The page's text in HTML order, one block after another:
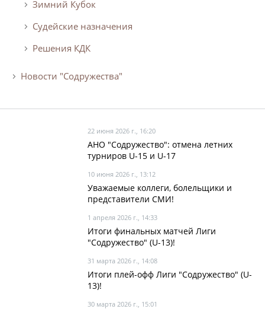
Зимний Кубок
Судейские назначения
Решения КДК
Новости "Содружества"
22 июня 2026 г., 16:20
АНО "Содружество": отмена летних
турниров U-15 и U-17
10 июня 2026 г., 13:12
Уважаемые коллеги, болельщики и
представители СМИ!
1 апреля 2026 г., 14:33
Итоги финальных матчей Лиги
"Содружество" (U-13)!
31 марта 2026 г., 14:08
Итоги плей-офф Лиги "Содружество" (U-
13)!
30 марта 2026 г., 15:01